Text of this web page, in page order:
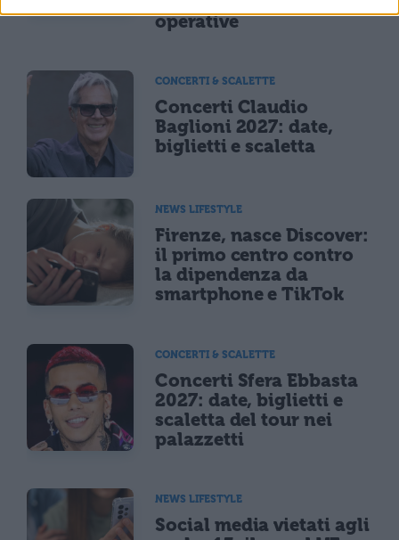
operative
CONCERTI & SCALETTE
Concerti Claudio
Baglioni 2027: date,
biglietti e scaletta
NEWS LIFESTYLE
Firenze, nasce Discover:
il primo centro contro
la dipendenza da
smartphone e TikTok
CONCERTI & SCALETTE
Concerti Sfera Ebbasta
2027: date, biglietti e
scaletta del tour nei
palazzetti
NEWS LIFESTYLE
Social media vietati agli